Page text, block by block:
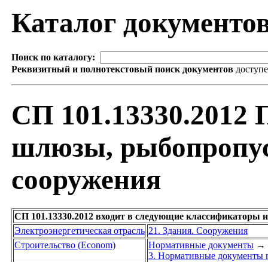
Каталог
Поиск по каталогу:
Реквизитный и полнотекстовый поиск документов
СП 101.13330.2012
шлюзы,
сооружения
СП 101.13330.2012 входит в следующие классификаторы
Электроэнергетическая отрасль 21. Здания. Сооружения
Строительство (Econom)
Нормативные документы →
3. Нормативные документы